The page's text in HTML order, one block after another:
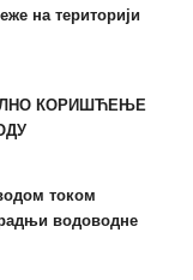
на територији
КОРИШЋЕЊЕ
током
водоводне